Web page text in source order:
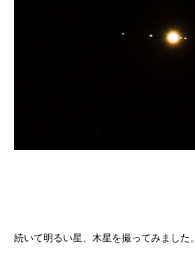
続いて明るい星、木星を撮ってみました。